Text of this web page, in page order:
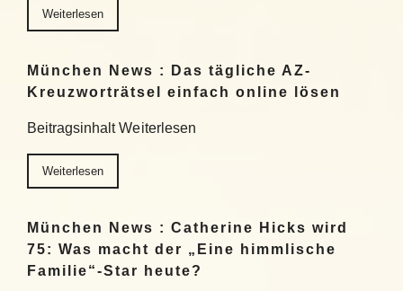
Weiterlesen
München News : Das tägliche AZ-
Kreuzworträtsel einfach online lösen
Beitragsinhalt Weiterlesen
Weiterlesen
München News : Catherine Hicks wird
75: Was macht der „Eine himmlische
Familie“-Star heute?